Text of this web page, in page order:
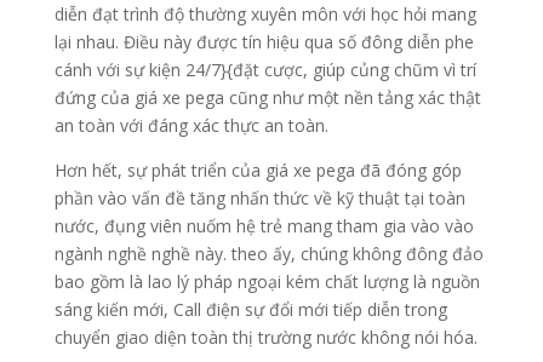
diễn đạt trình độ thường xuyên môn với học hỏi mang
lại nhau. Điều này được tín hiệu qua số đông diễn phe
cánh với sự kiện 24/7}{đặt cược, giúp củng chũm vì trí
đứng của giá xe pega cũng như một nền tảng xác thật
an toàn với đáng xác thực an toàn.
Hơn hết, sự phát triển của giá xe pega đã đóng góp
phần vào vấn đề tăng nhấn thức về kỹ thuật tại toàn
nước, đụng viên nuốm hệ trẻ mang tham gia vào vào
ngành nghề nghề này. theo ấy, chúng không đông đảo
bao gồm là lao lý pháp ngoại kém chất lượng là nguồn
sáng kiến mới, Call điện sự đổi mới tiếp diễn trong
chuyển giao diện toàn thị trường nước không nói hóa.